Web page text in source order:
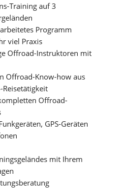
Training auf 3
Programm
viel Praxis
Offroad-Instruktoren mit
Offroad-Know-how aus
Reisetätigkeit
Offroad-
GPS-Geräten
mit Ihrem